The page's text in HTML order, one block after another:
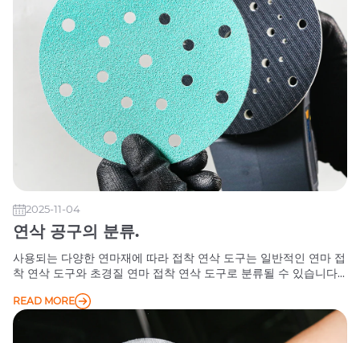
2025-11-04
연삭 공구의 분류.
사용되는 다양한 연마재에 따라 접착 연삭 도구는 일반적인 연마 접
착 연삭 도구와 초경질 연마 접착 연삭 도구로 분류될 수 있습니다...
READ MORE